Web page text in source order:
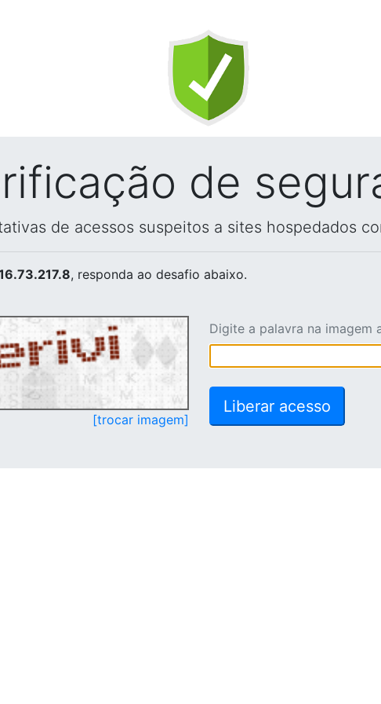
de
de acessos suspeitos a sites hospedados
, responda ao desafio abaixo.
[trocar imagem]
Digite a palavra na imagem